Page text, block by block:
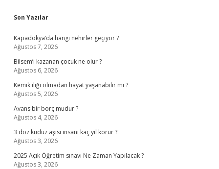
Sidebar
Son Yazılar
Kapadokya’da hangi nehirler geçiyor ?
Ağustos 7, 2026
Bilsem’i kazanan çocuk ne olur ?
Ağustos 6, 2026
Kemik iliği olmadan hayat yaşanabilir mi ?
Ağustos 5, 2026
Avans bir borç mudur ?
Ağustos 4, 2026
3 doz kuduz aşısı insanı kaç yıl korur ?
Ağustos 3, 2026
2025 Açık Öğretim sınavı Ne Zaman Yapılacak ?
Ağustos 3, 2026